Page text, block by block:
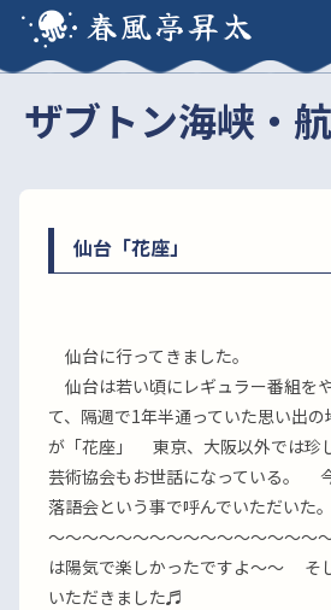
春風亭昇太
ザブトン海峡・
仙台「花座」
仙台に行ってきました。
仙台は若い頃にレギュラー番組を
て、隔週で1年半通っていた思い出
が「花座」 東京、大阪以外では珍
芸術協会もお世話になっている。
落語会という事で呼んでいただいた。
〜〜〜〜〜〜〜〜〜〜〜〜〜〜〜
は陽気で楽しかったですよ〜〜 そ
いただきました♬